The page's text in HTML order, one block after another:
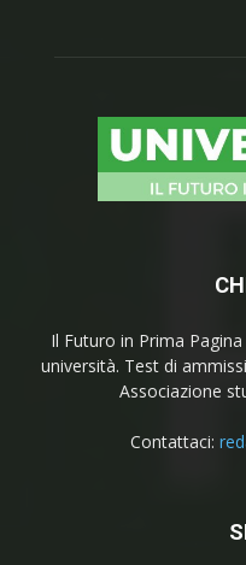
Il Futuro in Prima
università. Test di
Associazione
Contattaci: